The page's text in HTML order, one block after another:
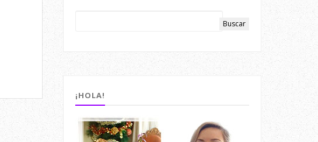
¡HOLA!